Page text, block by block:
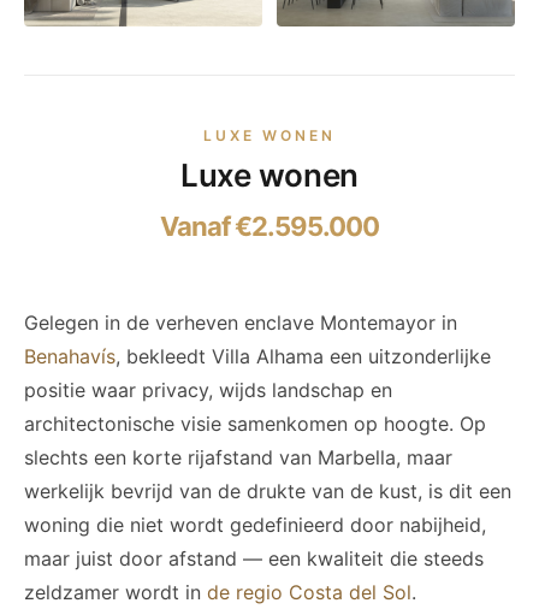
LUXE WONEN
Luxe wonen
Vanaf €2.595.000
Gelegen in de verheven enclave Montemayor in
Benahavís, bekleedt Villa Alhama een uitzonderlijke
positie waar privacy, wijds landschap en
architectonische visie samenkomen op hoogte. Op
slechts een korte rijafstand van Marbella, maar
werkelijk bevrijd van de drukte van de kust, is dit een
woning die niet wordt gedefinieerd door nabijheid,
maar juist door afstand — een kwaliteit die steeds
zeldzamer wordt in de regio Costa del Sol.